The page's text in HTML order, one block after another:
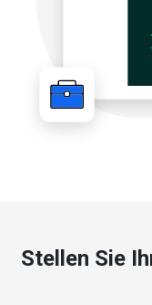
Stellen Sie